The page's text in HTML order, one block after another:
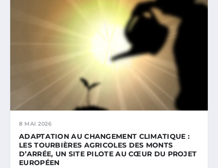
8 MAI 2026
ADAPTATION AU CHANGEMENT CLIMATIQUE :
LES TOURBIÈRES AGRICOLES DES MONTS
D’ARRÉE, UN SITE PILOTE AU CŒUR DU PROJET
EUROPÉEN